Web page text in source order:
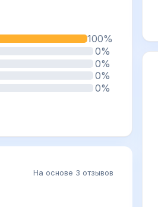
100%
0%
0%
0%
0%
На основе 3 отзывов